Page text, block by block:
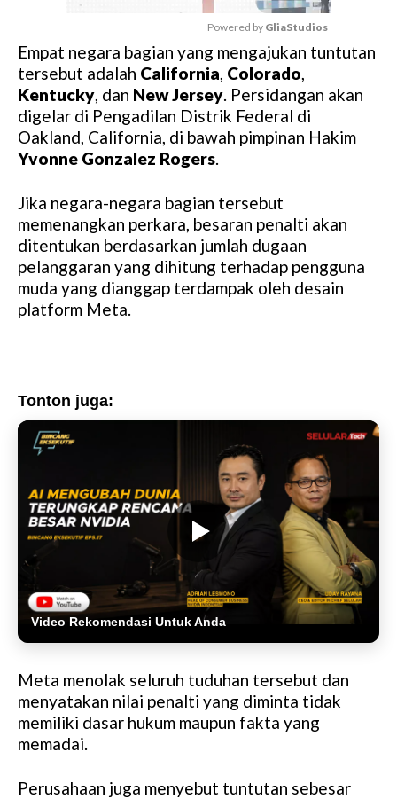
M
u
t
e
Powered by GliaStudios
Empat negara bagian yang mengajukan tuntutan
tersebut adalah California, Colorado,
Kentucky, dan New Jersey. Persidangan akan
digelar di Pengadilan Distrik Federal di
Oakland, California, di bawah pimpinan Hakim
Yvonne Gonzalez Rogers.
Jika negara-negara bagian tersebut
memenangkan perkara, besaran penalti akan
ditentukan berdasarkan jumlah dugaan
pelanggaran yang dihitung terhadap pengguna
muda yang dianggap terdampak oleh desain
platform Meta.
Tonton juga:
Video Rekomendasi Untuk Anda
Meta menolak seluruh tuduhan tersebut dan
menyatakan nilai penalti yang diminta tidak
memiliki dasar hukum maupun fakta yang
memadai.
Perusahaan juga menyebut tuntutan sebesar